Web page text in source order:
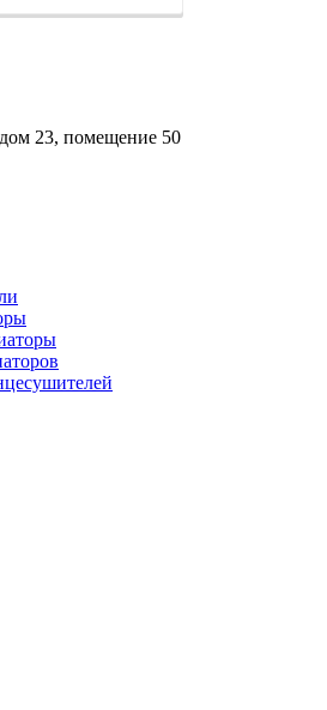
23, помещение 50